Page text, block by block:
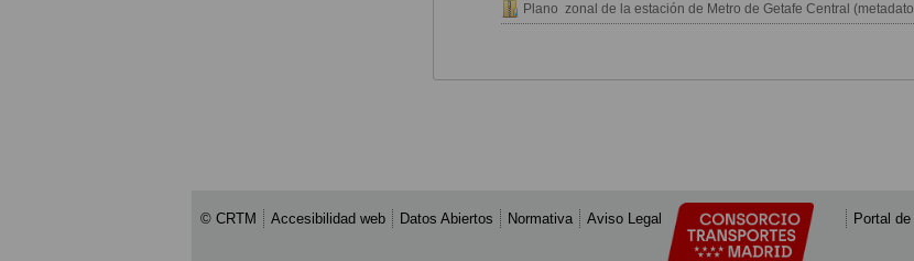
Plano zonal de la estación de Metro de Getafe Central
© CRTM Accesibilidad web Datos Abiertos Normativa Aviso Legal Portal